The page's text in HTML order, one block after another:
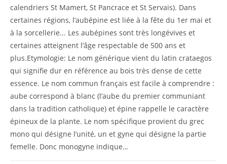
calendriers St Mamert, St Pancrace et St Servais). Dans
certaines régions, l’aubépine est liée à la fête du 1er mai et
à la sorcellerie... Les aubépines sont très longévives et
certaines atteignent l’âge respectable de 500 ans et
plus.Etymologie: Le nom générique vient du latin crataegos
qui signifie dur en référence au bois très dense de cette
essence. Le nom commun français est facile à comprendre :
aube correspond à blanc (l’aube du premier communiant
dans la tradition catholique) et épine rappelle le caractère
épineux de la plante. Le nom spécifique provient du grec
mono qui désigne l’unité, un et gyne qui désigne la partie
femelle. Donc monogyne indique…